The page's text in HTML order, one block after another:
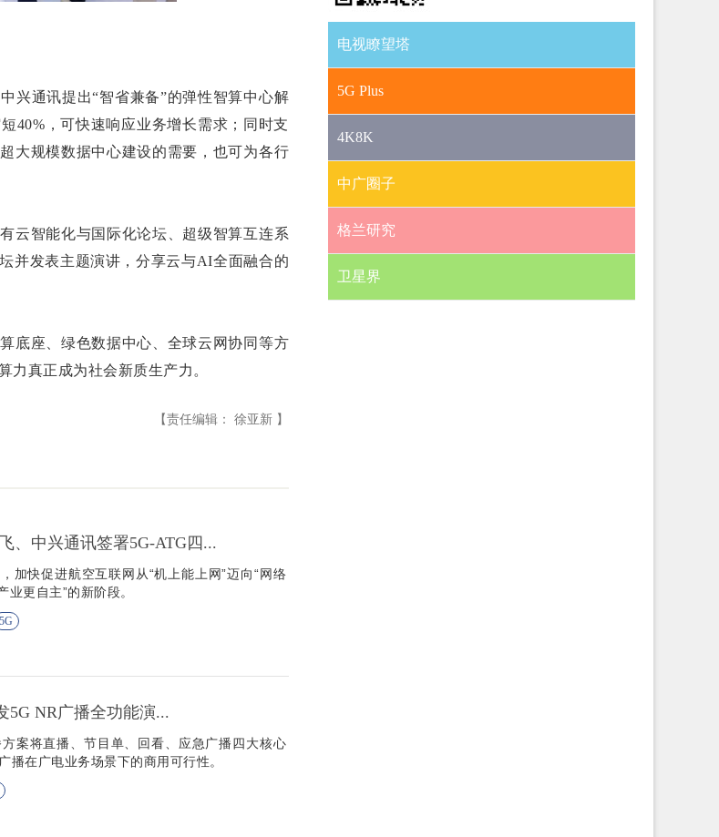
通讯提出“智省兼备”的弹性智算中心解
40%，可快速响应业务增长需求；同时支
大规模数据中心建设的需要，也可为各行
智能化与国际化论坛、超级智算互连系
并发表主题演讲，分享云与AI全面融合的
座、绿色数据中心、全球云网协同等方
力真正成为社会新质生产力。
【责任编辑： 徐亚新 】
、中兴通讯签署5G-ATG四...
加快促进航空互联网从“机上能上网”迈向“网络
更自主”的新阶段。
5G
5G NR广播全功能演...
案将直播、节目单、回看、应急广播四大核心
在广电业务场景下的商用可行性。
电视瞭望塔
5G Plus
4K8K
中广圈子
格兰研究
卫星界